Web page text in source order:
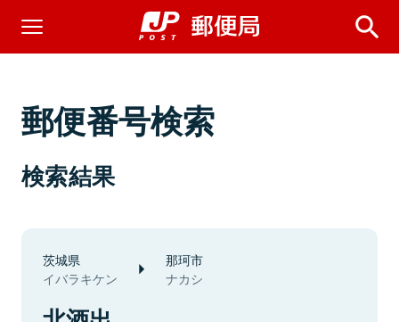
郵便番号検索
検索結果
茨城県
イバラキケン
那珂市
ナカシ